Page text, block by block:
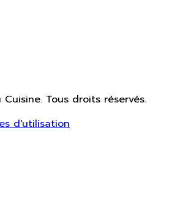
Tous droits réservés.
d'utilisation